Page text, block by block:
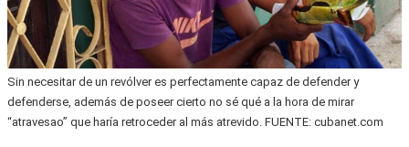
Sin necesitar de un revólver es perfectamente capaz de defender y
defenderse, además de poseer cierto no sé qué a la hora de mirar
“atravesao” que haría retroceder al más atrevido. FUENTE: cubanet.com